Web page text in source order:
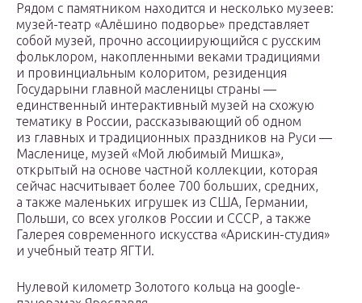
Рядом с памятником находится и несколько музеев:
музей-театр «Алёшино подворье» представляет
собой музей, прочно ассоциирующийся с русским
фольклором, накопленными веками традициями
и провинциальным колоритом, резиденция
Государыни главной масленицы страны —
единственный интерактивный музей на схожую
тематику в России, рассказывающий об одном
из главных и традиционных праздников на Руси —
Масленице, музей «Мой любимый Мишка»,
открытый на основе частной коллекции, которая
сейчас насчитывает более 700 больших, средних,
а также маленьких игрушек из США, Германии,
Польши, со всех уголков России и СССР, а также
Галерея современного искусства «Арискин-студия»
и учебный театр ЯГТИ.
Нулевой километр Золотого кольца на google-